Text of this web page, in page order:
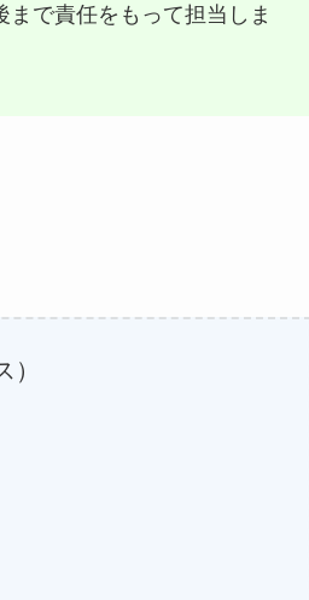
まで責任をもって担当しま